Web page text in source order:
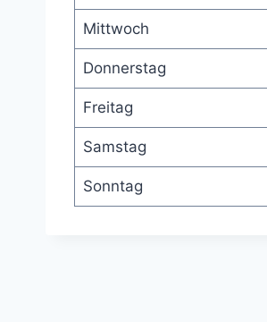
Mittwoch
Donnerstag
Freitag
Samstag
Sonntag